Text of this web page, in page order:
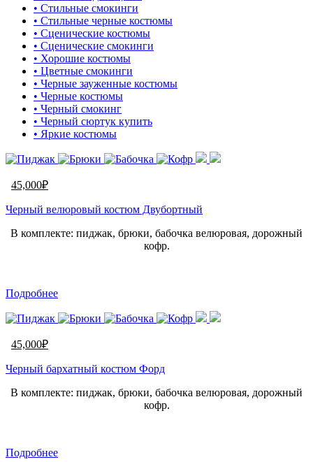
• Стильные смокинги
• Стильные черные костюмы
• Сценические костюмы
• Сценические смокинги
• Хорошие костюмы
• Цветные смокинги
• Черные зауженные костюмы
• Черные костюмы
• Черный смокинг
• Черный сюртук купить
• Яркие костюмы
45,000₽
Черный велюровый костюм Двубортный
В комплекте: пиджак, брюки, бабочка велюровая, дорожный
кофр.
Подробнее
45,000₽
Черный бархатный костюм Форд
В комплекте: пиджак, брюки, бабочка велюровая, дорожный
кофр.
Подробнее